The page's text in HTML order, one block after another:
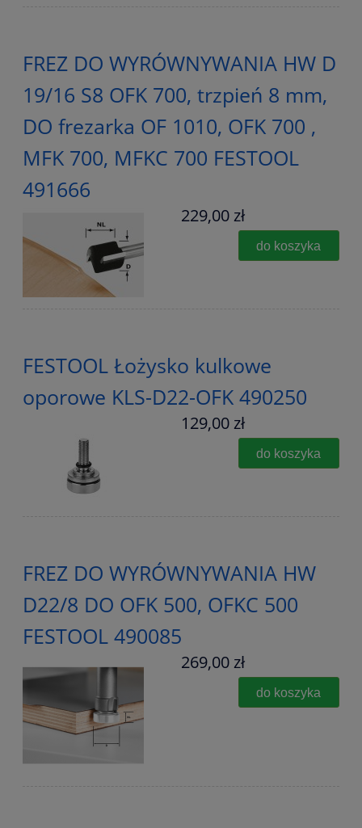
FREZ DO WYRÓWNYWANIA HW D
19/16 S8 OFK 700, trzpień 8 mm,
DO frezarka OF 1010, OFK 700 ,
MFK 700, MFKC 700 FESTOOL
491666
229,00 zł
do koszyka
FESTOOL Łożysko kulkowe
oporowe KLS-D22-OFK 490250
129,00 zł
do koszyka
FREZ DO WYRÓWNYWANIA HW
D22/8 DO OFK 500, OFKC 500
FESTOOL 490085
269,00 zł
do koszyka